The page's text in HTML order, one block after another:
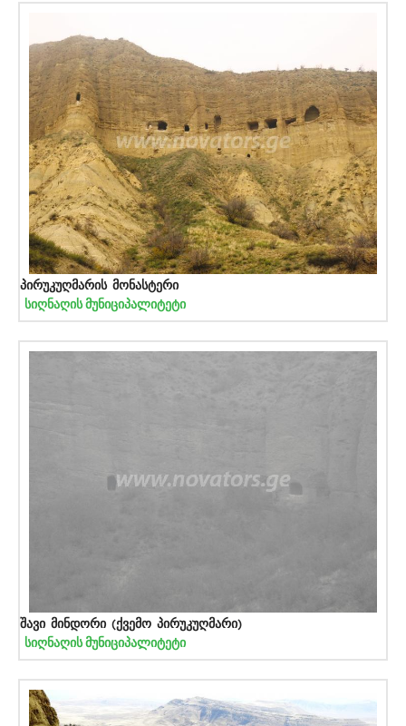
პირუკუღმარის მონასტერი
სიღნაღის მუნიციპალიტეტი
შავი მინდორი (ქვემო პირუკუღმარი)
სიღნაღის მუნიციპალიტეტი